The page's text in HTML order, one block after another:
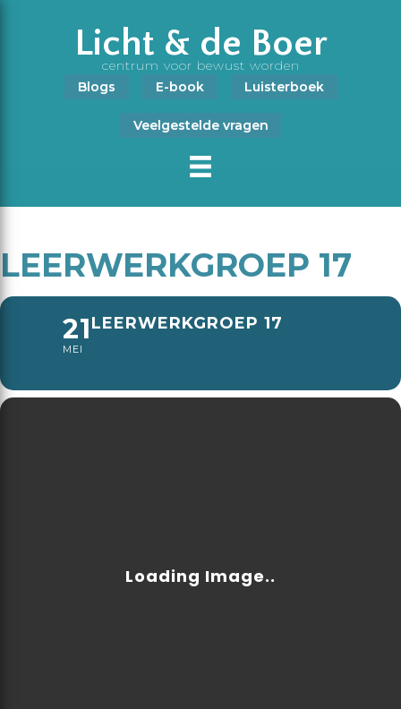
Licht & de Boer
centrum voor bewust worden
Blogs
E-book Luisterboek
Veelgestelde vragen
LEERWERKGROEP 17
21
MEI
LEERWERKGROEP 17